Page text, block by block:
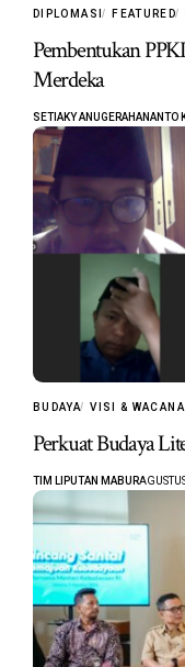
DIPLOMASI FEATURED
Pembentukan
Merdeka
SETIAKY ANUGERAHANANTO
BUDAYA VISI & WACANA
Perkuat Budaya
TIM LIPUTAN MABUR